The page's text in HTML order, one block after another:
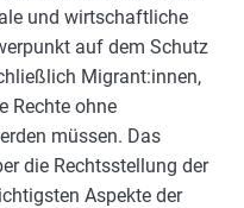
und wirtschaftliche
auf dem Schutz
Migrant:innen,
Rechte ohne
müssen. Das
die Rechtsstellung der
Aspekte der